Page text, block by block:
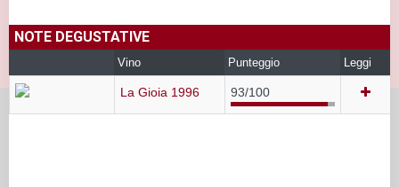
NOTE DEGUSTATIVE
Vino Punteggio Leggi
La Gioia 1996 93/100